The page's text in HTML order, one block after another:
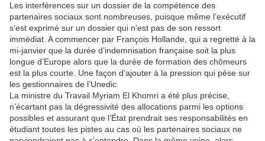
Les interférences sur un dossier de la compétence des
partenaires sociaux sont nombreuses, puisque même l’exécutif
s’est exprimé sur un dossier qui n’est pas de son ressort
immédiat. A commencer par François Hollande, qui a regretté à la
mi-janvier que la durée d’indemnisation française soit la plus
longue d’Europe alors que la durée de formation des chômeurs
est la plus courte. Une façon d’ajouter à la pression qui pèse sur
les gestionnaires de l’Unedic.
La ministre du Travail Myriam El Khomri a été plus précise,
n’écartant pas la dégressivité des allocations parmi les options
possibles et assurant que l’État prendrait ses responsabilités en
étudiant toutes les pistes au cas où les partenaires sociaux ne